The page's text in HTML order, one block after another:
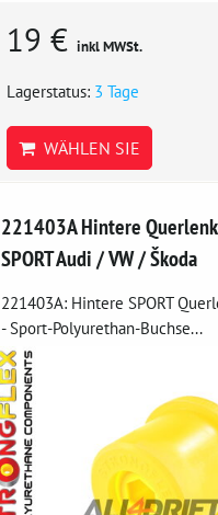
19 € inkl MWSt.
Lagerstatus: 3 Tage
WÄHLEN SIE
221403A Hintere
SPORT Audi / VW / Škoda
221403A: Hintere SPORT
- Sport-Polyurethan-Buchse...